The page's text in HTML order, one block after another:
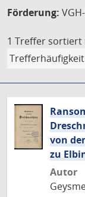
Förderung:
1 Treffer sortiert
von
zu
Autor